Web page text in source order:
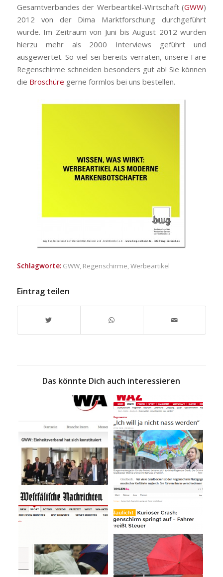
Gesamtverbandes der Werbeartikel-Wirtschaft (GWW)
2012 von der Dima Marktforschung durchgeführt
wurde. Im Zeitraum von Juni bis August 2012 wurden
hierzu mehr als 2000 Interviews geführt und
ausgewertet. So viel sei bereits verraten, unsere Fare
Regenschirme schneiden besonders gut ab! Sie können
die Broschüre gerne formlos bei uns bestellen.
Schlagworte: GWW, Regenschirme,Werbeartikel
Eintrag teilen
Das könnte Dich auch interessieren